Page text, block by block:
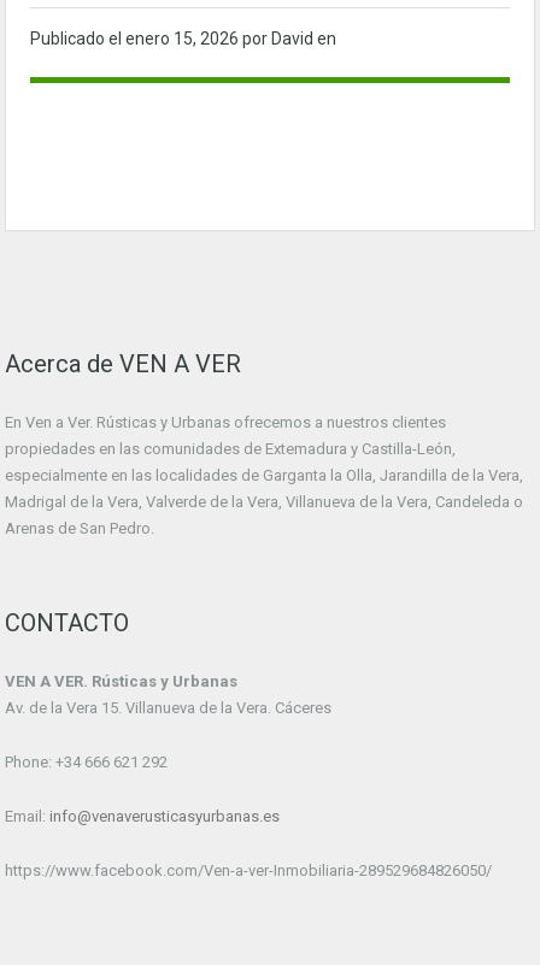
Publicado el enero 15, 2026 por David en
Acerca de VEN A VER
En Ven a Ver. Rústicas y Urbanas ofrecemos a nuestros clientes
propiedades en las comunidades de Extemadura y Castilla-León,
especialmente en las localidades de Garganta la Olla, Jarandilla de la Vera,
Madrigal de la Vera, Valverde de la Vera, Villanueva de la Vera, Candeleda o
Arenas de San Pedro.
CONTACTO
VEN A VER. Rústicas y Urbanas
Av. de la Vera 15. Villanueva de la Vera. Cáceres
Phone: +34 666 621 292
Email: info@venaverusticasyurbanas.es
https://www.facebook.com/Ven-a-ver-Inmobiliaria-289529684826050/